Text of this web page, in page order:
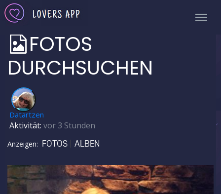
FOTOS
DURCHSUCHEN
✅
Datartzen
Aktivität: vor 3 Stunden
Anzeigen: FOTOS ALBEN